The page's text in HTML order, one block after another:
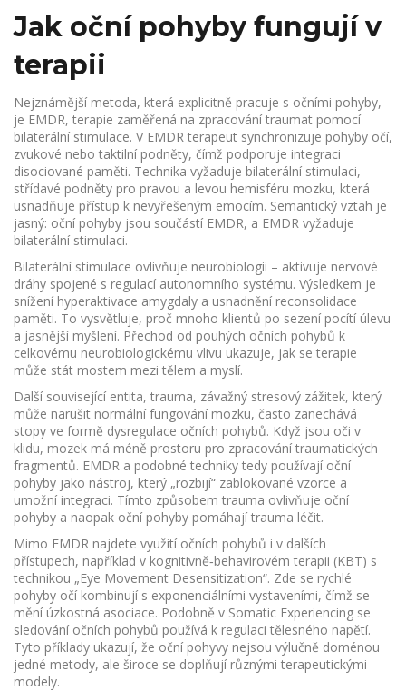
Jak oční pohyby fungují v
terapii
Nejznámější metoda, která explicitně pracuje s očními pohyby,
je EMDR, terapie zaměřená na zpracování traumat pomocí
bilaterální stimulace. V EMDR terapeut synchronizuje pohyby očí,
zvukové nebo taktilní podněty, čímž podporuje integraci
disociované paměti. Technika vyžaduje bilaterální stimulaci,
střídavé podněty pro pravou a levou hemisféru mozku, která
usnadňuje přístup k nevyřešeným emocím. Semantický vztah je
jasný: oční pohyby jsou součástí EMDR, a EMDR vyžaduje
bilaterální stimulaci.
Bilaterální stimulace ovlivňuje neurobiologii – aktivuje nervové
dráhy spojené s regulací autonomního systému. Výsledkem je
snížení hyperaktivace amygdaly a usnadnění reconsolidace
paměti. To vysvětluje, proč mnoho klientů po sezení pocítí úlevu
a jasnější myšlení. Přechod od pouhých očních pohybů k
celkovému neurobiologickému vlivu ukazuje, jak se terapie
může stát mostem mezi tělem a myslí.
Další související entita, trauma, závažný stresový zážitek, který
může narušit normální fungování mozku, často zanechává
stopy ve formě dysregulace očních pohybů. Když jsou oči v
klidu, mozek má méně prostoru pro zpracování traumatických
fragmentů. EMDR a podobné techniky tedy používají oční
pohyby jako nástroj, který „rozbijí“ zablokované vzorce a
umožní integraci. Tímto způsobem trauma ovlivňuje oční
pohyby a naopak oční pohyby pomáhají trauma léčit.
Mimo EMDR najdete využití očních pohybů i v dalších
přístupech, například v kognitivně‑behavirovém terapii (KBT) s
technikou „Eye Movement Desensitization“. Zde se rychlé
pohyby očí kombinují s exponenciálními vystaveními, čímž se
mění úzkostná asociace. Podobně v Somatic Experiencing se
sledování očních pohybů používá k regulaci tělesného napětí.
Tyto příklady ukazují, že oční pohyvy nejsou výlučně doménou
jedné metody, ale široce se doplňují různými terapeutickými
modely.